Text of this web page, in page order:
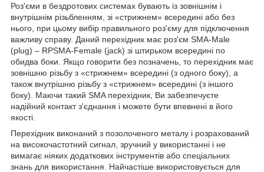
Роз'єми в бездротових системах бувають із зовнішнім і
внутрішнім різьбленням, зі «стрижнем» всередині або без
нього, при цьому вибір правильного роз'єму для підключення
важливу справу. Даний перехідник має роз'єм SMA-Male
(plug) – RPSMA-Female (jack) зі штирьком всередині по
обидва боки. Якщо говорити без позначень, то перехідник має
зовнішню різьбу з «стрижнем» всередині (з одного боку), а
також внутрішню різьбу з «стрижнем» всередині (з іншого
боку). Маючи такий SMA перехідник, Ви забезпечуєте
надійний контакт з'єднання і можете бути впевнені в його
якості.
Перехідник виконаний з позолоченого металу і розрахований
на високочастотний сигнал, зручний у використанні і не
вимагає ніяких додаткових інструментів або спеціальних
знань для використання. Найчастіше використовується для